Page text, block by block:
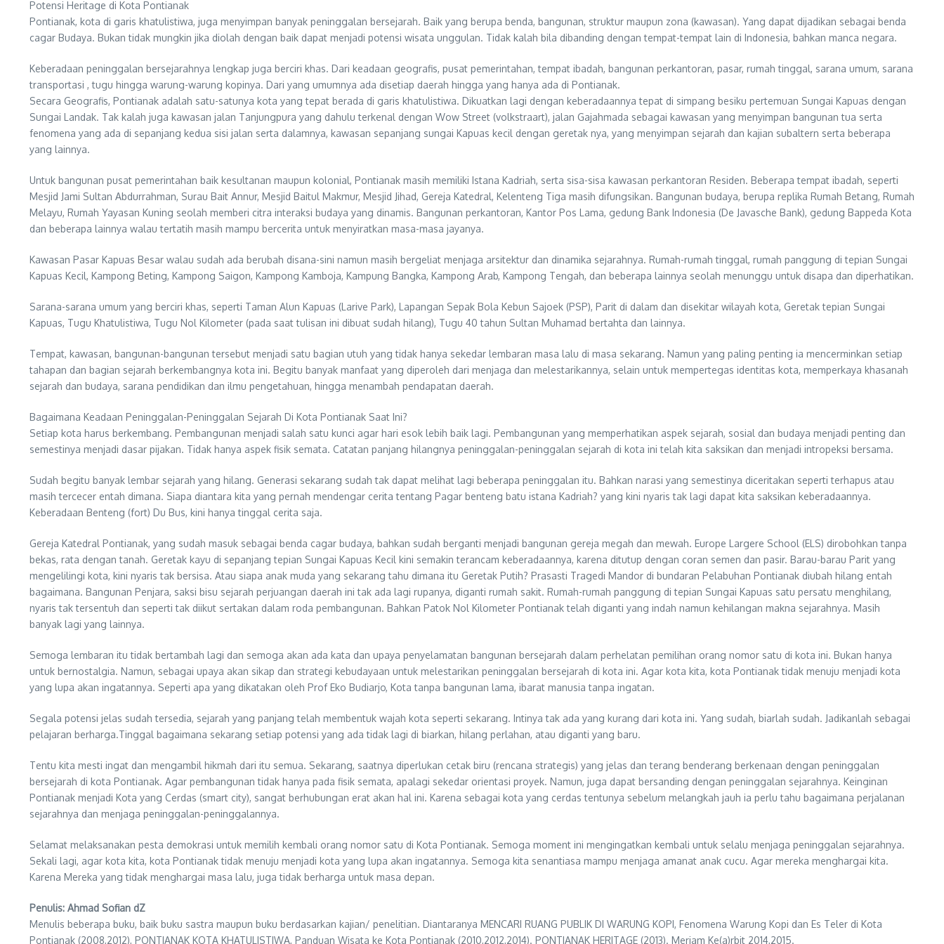
Potensi Heritage di Kota Pontianak
Pontianak, kota di garis khatulistiwa, juga menyimpan banyak peninggalan bersejarah. Baik yang berupa benda, bangunan, struktur maupun zona (kawasan). Yang dapat dijadikan sebagai benda
cagar Budaya. Bukan tidak mungkin jika diolah dengan baik dapat menjadi potensi wisata unggulan. Tidak kalah bila dibanding dengan tempat-tempat lain di Indonesia, bahkan manca negara.
Keberadaan peninggalan bersejarahnya lengkap juga berciri khas. Dari keadaan geografis, pusat pemerintahan, tempat ibadah, bangunan perkantoran, pasar, rumah tinggal, sarana umum, sarana
transportasi , tugu hingga warung-warung kopinya. Dari yang umumnya ada disetiap daerah hingga yang hanya ada di Pontianak.
Secara Geografis, Pontianak adalah satu-satunya kota yang tepat berada di garis khatulistiwa. Dikuatkan lagi dengan keberadaannya tepat di simpang besiku pertemuan Sungai Kapuas dengan
Sungai Landak. Tak kalah juga kawasan jalan Tanjungpura yang dahulu terkenal dengan Wow Street (volkstraart), jalan Gajahmada sebagai kawasan yang menyimpan bangunan tua serta
fenomena yang ada di sepanjang kedua sisi jalan serta dalamnya, kawasan sepanjang sungai Kapuas kecil dengan geretak nya, yang menyimpan sejarah dan kajian subaltern serta beberapa
yang lainnya.
Untuk bangunan pusat pemerintahan baik kesultanan maupun kolonial, Pontianak masih memiliki Istana Kadriah, serta sisa-sisa kawasan perkantoran Residen. Beberapa tempat ibadah, seperti
Mesjid Jami Sultan Abdurrahman, Surau Bait Annur, Mesjid Baitul Makmur, Mesjid Jihad, Gereja Katedral, Kelenteng Tiga masih difungsikan. Bangunan budaya, berupa replika Rumah Betang, Rumah
Melayu, Rumah Yayasan Kuning seolah memberi citra interaksi budaya yang dinamis. Bangunan perkantoran, Kantor Pos Lama, gedung Bank Indonesia (De Javasche Bank), gedung Bappeda Kota
dan beberapa lainnya walau tertatih masih mampu bercerita untuk menyiratkan masa-masa jayanya.
Kawasan Pasar Kapuas Besar walau sudah ada berubah disana-sini namun masih bergeliat menjaga arsitektur dan dinamika sejarahnya. Rumah-rumah tinggal, rumah panggung di tepian Sungai
Kapuas Kecil, Kampong Beting, Kampong Saigon, Kampong Kamboja, Kampung Bangka, Kampong Arab, Kampong Tengah, dan beberapa lainnya seolah menunggu untuk disapa dan diperhatikan.
Sarana-sarana umum yang berciri khas, seperti Taman Alun Kapuas (Larive Park), Lapangan Sepak Bola Kebun Sajoek (PSP), Parit di dalam dan disekitar wilayah kota, Geretak tepian Sungai
Kapuas, Tugu Khatulistiwa, Tugu Nol Kilometer (pada saat tulisan ini dibuat sudah hilang), Tugu 40 tahun Sultan Muhamad bertahta dan lainnya.
Tempat, kawasan, bangunan-bangunan tersebut menjadi satu bagian utuh yang tidak hanya sekedar lembaran masa lalu di masa sekarang. Namun yang paling penting ia mencerminkan setiap
tahapan dan bagian sejarah berkembangnya kota ini. Begitu banyak manfaat yang diperoleh dari menjaga dan melestarikannya, selain untuk mempertegas identitas kota, memperkaya khasanah
sejarah dan budaya, sarana pendidikan dan ilmu pengetahuan, hingga menambah pendapatan daerah.
Bagaimana Keadaan Peninggalan-Peninggalan Sejarah Di Kota Pontianak Saat Ini?
Setiap kota harus berkembang. Pembangunan menjadi salah satu kunci agar hari esok lebih baik lagi. Pembangunan yang memperhatikan aspek sejarah, sosial dan budaya menjadi penting dan
semestinya menjadi dasar pijakan. Tidak hanya aspek fisik semata. Catatan panjang hilangnya peninggalan-peninggalan sejarah di kota ini telah kita saksikan dan menjadi intropeksi bersama.
Sudah begitu banyak lembar sejarah yang hilang. Generasi sekarang sudah tak dapat melihat lagi beberapa peninggalan itu. Bahkan narasi yang semestinya diceritakan seperti terhapus atau
masih tercecer entah dimana. Siapa diantara kita yang pernah mendengar cerita tentang Pagar benteng batu istana Kadriah? yang kini nyaris tak lagi dapat kita saksikan keberadaannya.
Keberadaan Benteng (fort) Du Bus, kini hanya tinggal cerita saja.
Gereja Katedral Pontianak, yang sudah masuk sebagai benda cagar budaya, bahkan sudah berganti menjadi bangunan gereja megah dan mewah. Europe Largere School (ELS) dirobohkan tanpa
bekas, rata dengan tanah. Geretak kayu di sepanjang tepian Sungai Kapuas Kecil kini semakin terancam keberadaannya, karena ditutup dengan coran semen dan pasir. Barau-barau Parit yang
mengelilingi kota, kini nyaris tak bersisa. Atau siapa anak muda yang sekarang tahu dimana itu Geretak Putih? Prasasti Tragedi Mandor di bundaran Pelabuhan Pontianak diubah hilang entah
bagaimana. Bangunan Penjara, saksi bisu sejarah perjuangan daerah ini tak ada lagi rupanya, diganti rumah sakit. Rumah-rumah panggung di tepian Sungai Kapuas satu persatu menghilang,
nyaris tak tersentuh dan seperti tak diikut sertakan dalam roda pembangunan. Bahkan Patok Nol Kilometer Pontianak telah diganti yang indah namun kehilangan makna sejarahnya. Masih
banyak lagi yang lainnya.
Semoga lembaran itu tidak bertambah lagi dan semoga akan ada kata dan upaya penyelamatan bangunan bersejarah dalam perhelatan pemilihan orang nomor satu di kota ini. Bukan hanya
untuk bernostalgia. Namun, sebagai upaya akan sikap dan strategi kebudayaan untuk melestarikan peninggalan bersejarah di kota ini. Agar kota kita, kota Pontianak tidak menuju menjadi kota
yang lupa akan ingatannya. Seperti apa yang dikatakan oleh Prof Eko Budiarjo, Kota tanpa bangunan lama, ibarat manusia tanpa ingatan.
Segala potensi jelas sudah tersedia, sejarah yang panjang telah membentuk wajah kota seperti sekarang. Intinya tak ada yang kurang dari kota ini. Yang sudah, biarlah sudah. Jadikanlah sebagai
pelajaran berharga.Tinggal bagaimana sekarang setiap potensi yang ada tidak lagi di biarkan, hilang perlahan, atau diganti yang baru.
Tentu kita mesti ingat dan mengambil hikmah dari itu semua. Sekarang, saatnya diperlukan cetak biru (rencana strategis) yang jelas dan terang benderang berkenaan dengan peninggalan
bersejarah di kota Pontianak. Agar pembangunan tidak hanya pada fisik semata, apalagi sekedar orientasi proyek. Namun, juga dapat bersanding dengan peninggalan sejarahnya. Keinginan
Pontianak menjadi Kota yang Cerdas (smart city), sangat berhubungan erat akan hal ini. Karena sebagai kota yang cerdas tentunya sebelum melangkah jauh ia perlu tahu bagaimana perjalanan
sejarahnya dan menjaga peninggalan-peninggalannya.
Selamat melaksanakan pesta demokrasi untuk memilih kembali orang nomor satu di Kota Pontianak. Semoga moment ini mengingatkan kembali untuk selalu menjaga peninggalan sejarahnya.
Sekali lagi, agar kota kita, kota Pontianak tidak menuju menjadi kota yang lupa akan ingatannya. Semoga kita senantiasa mampu menjaga amanat anak cucu. Agar mereka menghargai kita.
Karena Mereka yang tidak menghargai masa lalu, juga tidak berharga untuk masa depan.
Penulis: Ahmad Sofian dZ
Menulis beberapa buku, baik buku sastra maupun buku berdasarkan kajian/ penelitian. Diantaranya MENCARI RUANG PUBLIK DI WARUNG KOPI, Fenomena Warung Kopi dan Es Teler di Kota
Pontianak (2008,2012), PONTIANAK KOTA KHATULISTIWA, Panduan Wisata ke Kota Pontianak (2010,2012,2014). PONTIANAK HERITAGE (2013). Meriam Ke(a)rbit 2014,2015.